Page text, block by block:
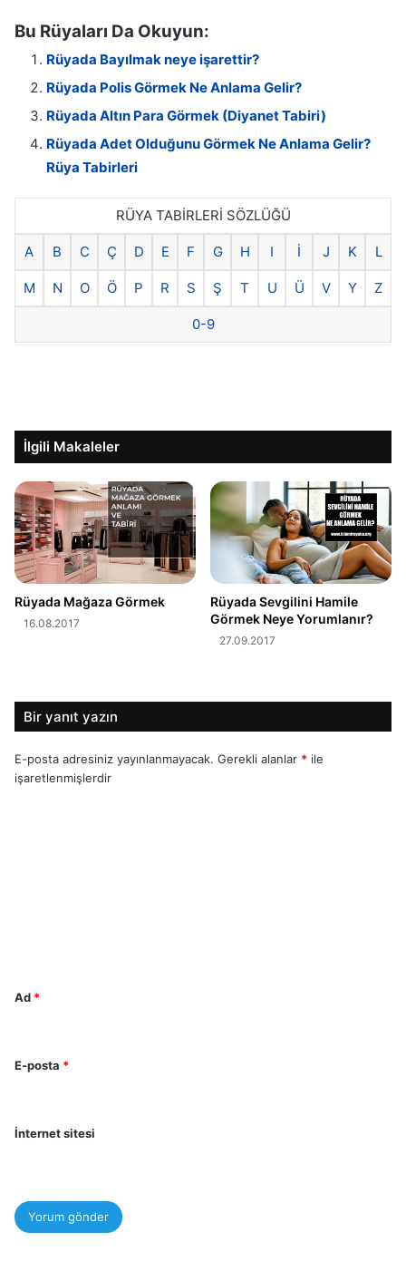
Bu Rüyaları Da Okuyun:
Rüyada Bayılmak neye işarettir?
Rüyada Polis Görmek Ne Anlama Gelir?
Rüyada Altın Para Görmek (Diyanet Tabiri)
Rüyada Adet Olduğunu Görmek Ne Anlama Gelir?
Rüya Tabirleri
RÜYA TABİRLERİ SÖZLÜĞÜ
A B C Ç D E F G H I İ J K L
M N O Ö P R S Ş T U Ü V Y Z
0-9
İlgili Makaleler
Rüyada Mağaza Görmek
16.08.2017
Rüyada Sevgilini Hamile
Görmek Neye Yorumlanır?
27.09.2017
Bir yanıt yazın
E-posta adresiniz yayınlanmayacak. Gerekli alanlar * ile
işaretlenmişlerdir
Ad *
E-posta *
İnternet sitesi